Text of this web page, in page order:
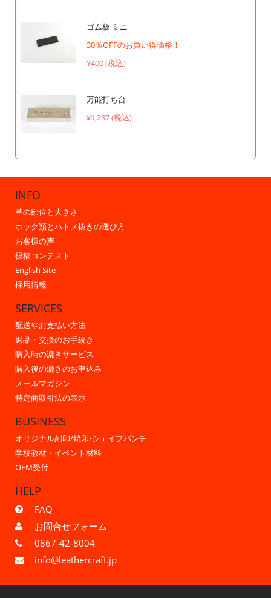
ゴム板 ミニ
30％OFFのお買い得価格！
¥400 (税込)
万能打ち台
¥1,237 (税込)
INFO
革の部位と大きさ
ホック類とハトメ抜きの選び方
お客様の声
投稿コンテスト
English Site
採用情報
SERVICES
配送やお支払い方法
返品・交換のお手続き
購入時の漉きサービス
購入後の漉きのお申込み
メールマガジン
特定商取引法の表示
BUSINESS
オリジナル刻印/焼印/シェイプパンチ
学校教材・イベント材料
OEM受付
HELP
FAQ
お問合せフォーム
0867-42-8004
info@leathercraft.jp